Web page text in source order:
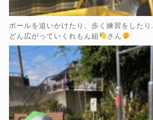
ボールを追いかけたり、歩く練習をした
どん広がっていくれもん組
さん